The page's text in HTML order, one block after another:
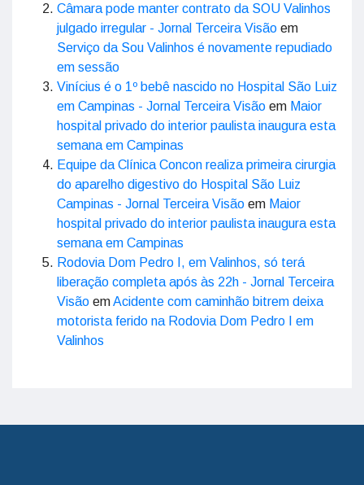
Câmara pode manter contrato da SOU Valinhos
julgado irregular - Jornal Terceira Visão em
Serviço da Sou Valinhos é novamente repudiado
em sessão
Vinícius é o 1º bebê nascido no Hospital São Luiz
em Campinas - Jornal Terceira Visão em Maior
hospital privado do interior paulista inaugura esta
semana em Campinas
Equipe da Clínica Concon realiza primeira cirurgia
do aparelho digestivo do Hospital São Luiz
Campinas - Jornal Terceira Visão em Maior
hospital privado do interior paulista inaugura esta
semana em Campinas
Rodovia Dom Pedro I, em Valinhos, só terá
liberação completa após às 22h - Jornal Terceira
Visão emAcidente com caminhão bitrem deixa
motorista ferido na Rodovia Dom Pedro I em
Valinhos